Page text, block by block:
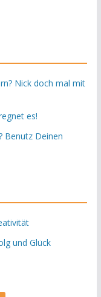
Nick doch mal mit
es!
Benutz Deinen
und Glück